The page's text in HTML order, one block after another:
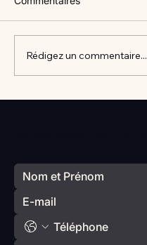
Rédigez un commentaire...